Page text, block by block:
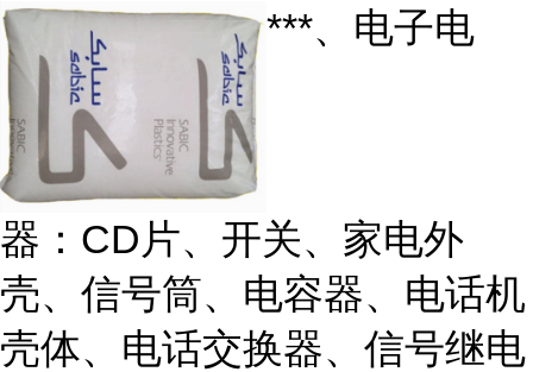
***、电子电
器：CD片、开关、家电外
壳、信号筒、电容器、电话机
壳体、电话交换器、信号继电